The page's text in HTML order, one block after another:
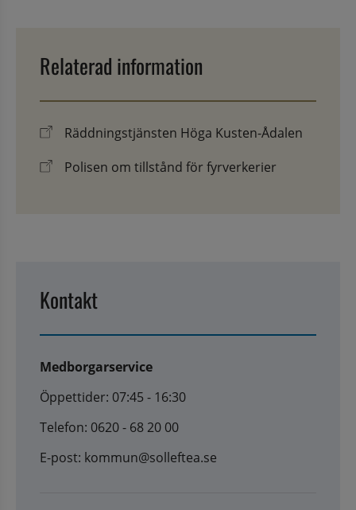
Relaterad information
Räddningstjänsten Höga Kusten-Ådalen
Polisen om tillstånd för fyrverkerier
Kontakt
Medborgarservice
Öppettider: 07:45 - 16:30
Telefon: 0620 - 68 20 00
E-post: kommun@solleftea.se